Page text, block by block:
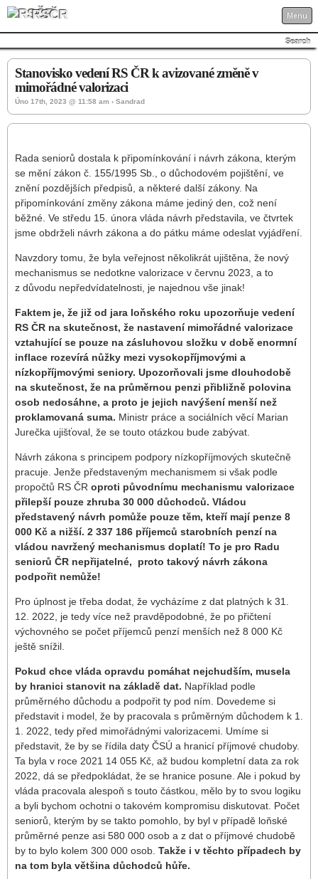
RSČR Menu
Search
Stanovisko vedení RS ČR k avizované změně v
mimořádné valorizaci
Úno 17th, 2023 @ 11:58 am › Sandrad
Rada seniorů dostala k připomínkování i návrh zákona, kterým
se mění zákon č. 155/1995 Sb., o důchodovém pojištění, ve
znění pozdějších předpisů, a některé další zákony. Na
připomínkování změny zákona máme jediný den, což není
běžné. Ve středu 15. února vláda návrh představila, ve čtvrtek
jsme obdrželi návrh zákona a do pátku máme odeslat vyjádření.
Navzdory tomu, že byla veřejnost několikrát ujištěna, že nový
mechanismus se nedotkne valorizace v červnu 2023, a to
z důvodu nepředvídatelnosti, je najednou vše jinak!
Faktem je, že již od jara loňského roku upozorňuje vedení
RS ČR na skutečnost, že nastavení mimořádné valorizace
vztahující se pouze na zásluhovou složku v době enormní
inflace rozevírá nůžky mezi vysokopříjmovými a
nízkopříjmovými seniory. Upozorňovali jsme dlouhodobě
na skutečnost, že na průměrnou penzi přibližně polovina
osob nedosáhne, a proto je jejich navýšení menší než
proklamovaná suma. Ministr práce a sociálních věcí Marian
Jurečka ujišťoval, že se touto otázkou bude zabývat.
Návrh zákona s principem podpory nízkopříjmových skutečně
pracuje. Jenže představeným mechanismem si však podle
propočtů RS ČR oproti původnímu mechanismu valorizace
přilepší pouze zhruba 30 000 důchodců. Vládou
představený návrh pomůže pouze těm, kteří mají penze 8
000 Kč a nižší. 2 337 186 příjemců starobních penzí na
vládou navržený mechanismus doplatí! To je pro Radu
seniorů ČR nepřijatelné, proto takový návrh zákona
podpořit nemůže!
Pro úplnost je třeba dodat, že vycházíme z dat platných k 31.
12. 2022, je tedy více než pravděpodobné, že po přičtení
výchovného se počet příjemců penzí menších než 8 000 Kč
ještě snížil.
Pokud chce vláda opravdu pomáhat nejchudším, musela
by hranici stanovit na základě dat. Například podle
průměrného důchodu a podpořit ty pod ním. Dovedeme si
představit i model, že by pracovala s průměrným důchodem k 1.
1. 2022, tedy před mimořádnými valorizacemi. Umíme si
představit, že by se řídila daty ČSÚ a hranicí příjmové chudoby.
Ta byla v roce 2021 14 055 Kč, až budou kompletní data za rok
2022, dá se předpokládat, že se hranice posune. Ale i pokud by
vláda pracovala alespoň s touto částkou, mělo by to svou logiku
a byli bychom ochotni o takovém kompromisu diskutovat. Počet
seniorů, kterým by se takto pomohlo, by byl v případě loňské
průměrné penze asi 580 000 osob a z dat o příjmové chudobě
by to bylo kolem 300 000 osob. Takže i v těchto případech by
na tom byla většina důchodců hůře.